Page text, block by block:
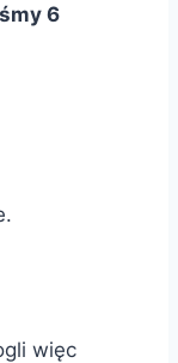
6
więc